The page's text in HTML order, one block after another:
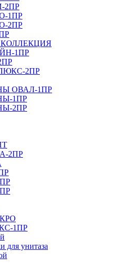
2ПР
1ПР
2ПР
1ПР
2ПР
ОВАЛ-1ПР
1ПР
2ПР
2ПР
1ПР
для унитаза